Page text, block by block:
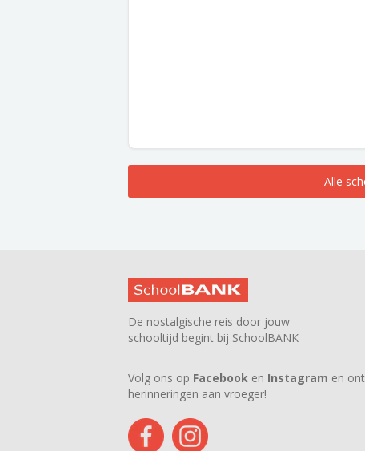
Alle
De nostalgische reis door jouw
schooltijd begint bij SchoolBANK
Volg ons op Facebook en Instagram en
herinneringen aan vroeger!